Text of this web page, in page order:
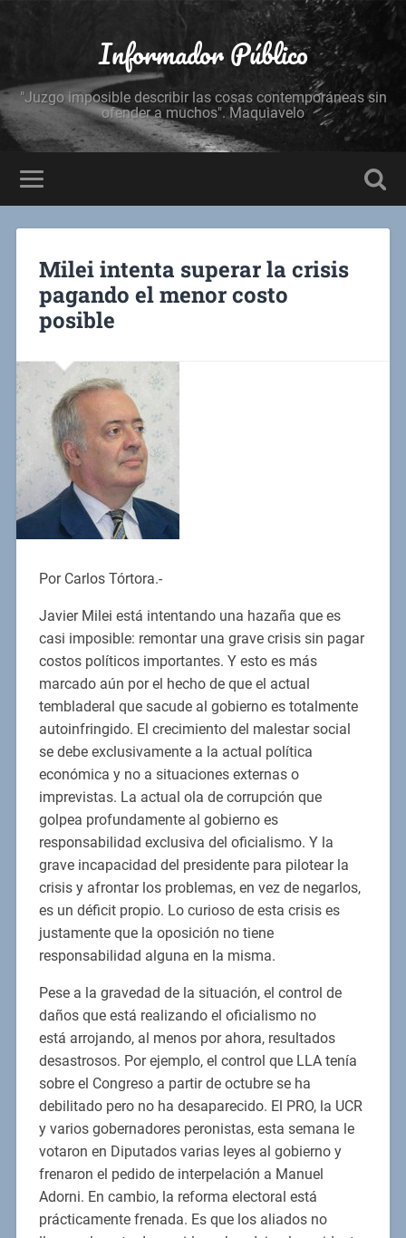
Informador Público
"Juzgo imposible describir las cosas contemporáneas sin
ofender a muchos". Maquiavelo
Milei intenta superar la crisis
pagando el menor costo
posible
Por Carlos Tórtora.-
Javier Milei está intentando una hazaña que es
casi imposible: remontar una grave crisis sin pagar
costos políticos importantes. Y esto es más
marcado aún por el hecho de que el actual
tembladeral que sacude al gobierno es totalmente
autoinfringido. El crecimiento del malestar social
se debe exclusivamente a la actual política
económica y no a situaciones externas o
imprevistas. La actual ola de corrupción que
golpea profundamente al gobierno es
responsabilidad exclusiva del oficialismo. Y la
grave incapacidad del presidente para pilotear la
crisis y afrontar los problemas, en vez de negarlos,
es un déficit propio. Lo curioso de esta crisis es
justamente que la oposición no tiene
responsabilidad alguna en la misma.
Pese a la gravedad de la situación, el control de
daños que está realizando el oficialismo no
está arrojando, al menos por ahora, resultados
desastrosos. Por ejemplo, el control que LLA tenía
sobre el Congreso a partir de octubre se ha
debilitado pero no ha desaparecido. El PRO, la UCR
y varios gobernadores peronistas, esta semana le
votaron en Diputados varias leyes al gobierno y
frenaron el pedido de interpelación a Manuel
Adorni. En cambio, la reforma electoral está
prácticamente frenada. Es que los aliados no